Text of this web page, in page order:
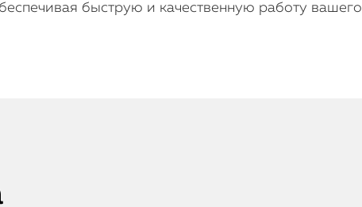
быструю и качественную работу вашего